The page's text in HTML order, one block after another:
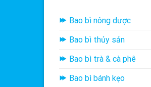
Bao bì nông dược
Bao bì thủy sản
Bao bì trà & cà phê
Bao bì bánh kẹo